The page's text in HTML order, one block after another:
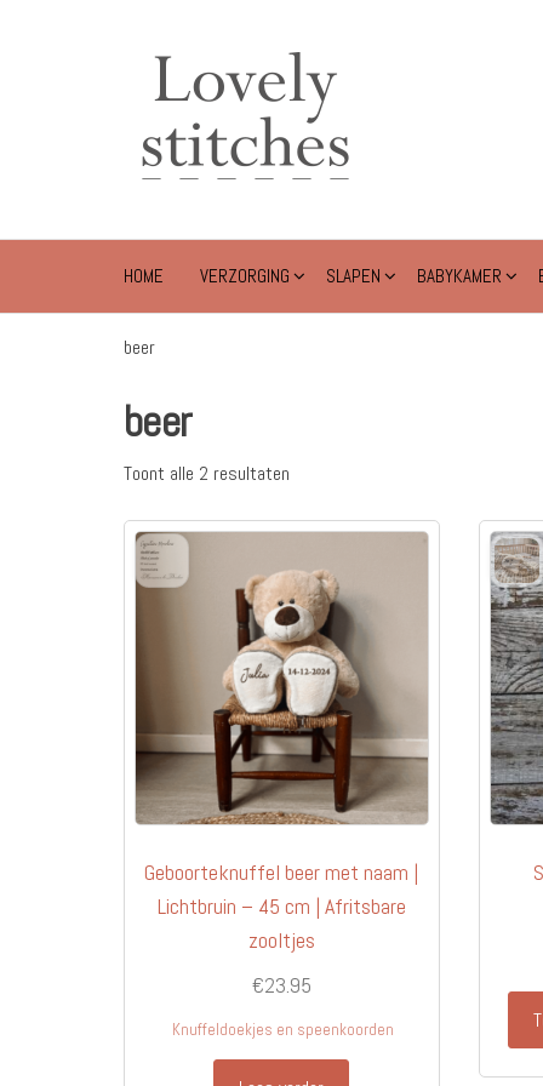
HOME VERZORGING SLAPEN BABYKAMER
beer
beer
Toont alle 2 resultaten
Geboorteknuffel beer met naam |
Lichtbruin – 45 cm | Afritsbare
zooltjes
€23.95
Knuffeldoekjes en speenkoorden